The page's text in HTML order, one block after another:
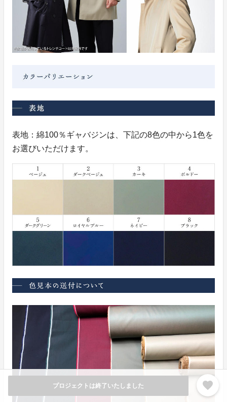
プロジェクトは終了いたしました favorite
表地：綿100％ギャバジンは、下記の8色の中から1色を
お選びいただけます。